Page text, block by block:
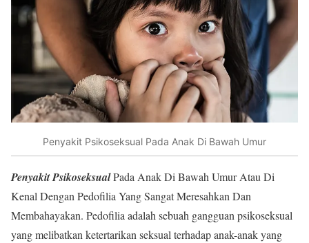
Penyakit Psikoseksual Pada Anak Di Bawah Umur
Penyakit PsikoseksualPada Anak Di Bawah Umur Atau Di
Kenal Dengan Pedofilia Yang Sangat Meresahkan Dan
Membahayakan. Pedofilia adalah sebuah gangguan psikoseksual
yang melibatkan ketertarikan seksual terhadap anak-anak yang